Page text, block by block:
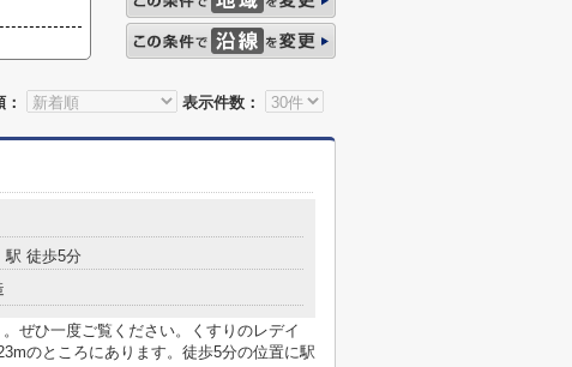
表示件数：
駅 徒歩5分
ぜひ一度ご覧ください。くすりのレデイ
のところにあります。徒歩5分の位置に駅